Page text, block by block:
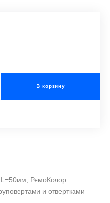
В корзину
РемоКолор.
и отвертками